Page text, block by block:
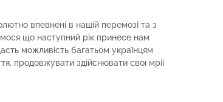
впевнені в нашій перемозі та з
що наступний рік принесе нам
можливість багатьом українцям
продовжувати здійснювати свої мрії